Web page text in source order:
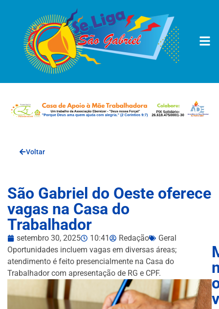
Voltar
São Gabriel do Oeste oferece
vagas na Casa do
Trabalhador
setembro 30, 2025 10:41 Redação
Geral
Oportunidades incluem vagas em diversas áreas;
atendimento é feito presencialmente na Casa do
Trabalhador com apresentação de RG e CPF.